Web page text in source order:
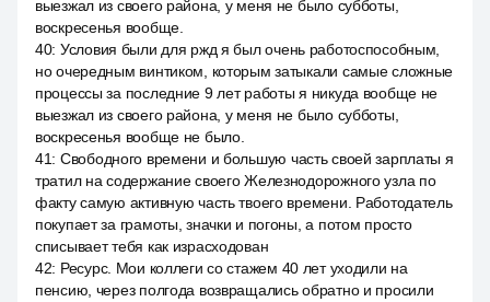
выезжал из своего района, у меня не было субботы,
воскресенья вообще.
40: Условия были для ржд я был очень работоспособным,
но очередным винтиком, которым затыкали самые сложные
процессы за последние 9 лет работы я никуда вообще не
выезжал из своего района, у меня не было субботы,
воскресенья вообще не было.
41: Свободного времени и большую часть своей зарплаты я
тратил на содержание своего Железнодорожного узла по
факту самую активную часть твоего времени. Работодатель
покупает за грамоты, значки и погоны, а потом просто
списывает тебя как израсходован
42: Ресурс. Мои коллеги со стажем 40 лет уходили на
пенсию, через полгода возвращались обратно и просили